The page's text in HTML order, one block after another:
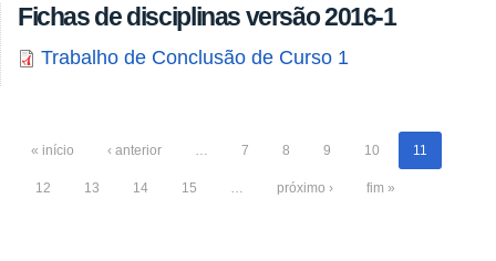
Fichas de disciplinas versão 2016-1
Trabalho de Conclusão de Curso 1
« início ‹ anterior 7 8 9 10 11
12 13 14 15 próximo › fim »